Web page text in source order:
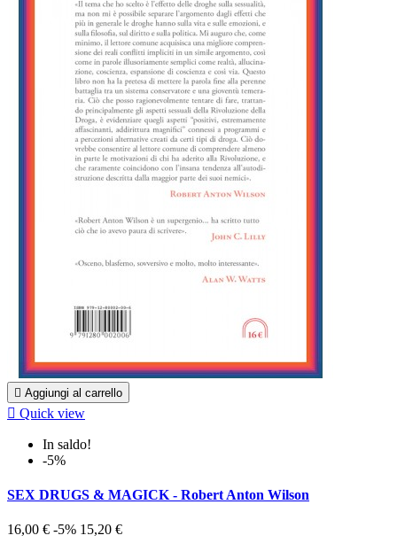
 Aggiungi al carrello
 Quick view
In saldo!
-5%
SEX DRUGS & MAGICK - Robert Anton Wilson
16,00 € -5% 15,20 €